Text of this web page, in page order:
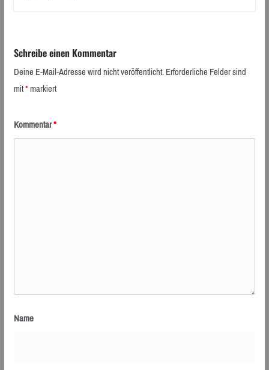
Schreibe einen Kommentar
Deine E-Mail-Adresse wird nicht veröffentlicht.Erforderliche Felder sind
mit*markiert
Kommentar*
Name